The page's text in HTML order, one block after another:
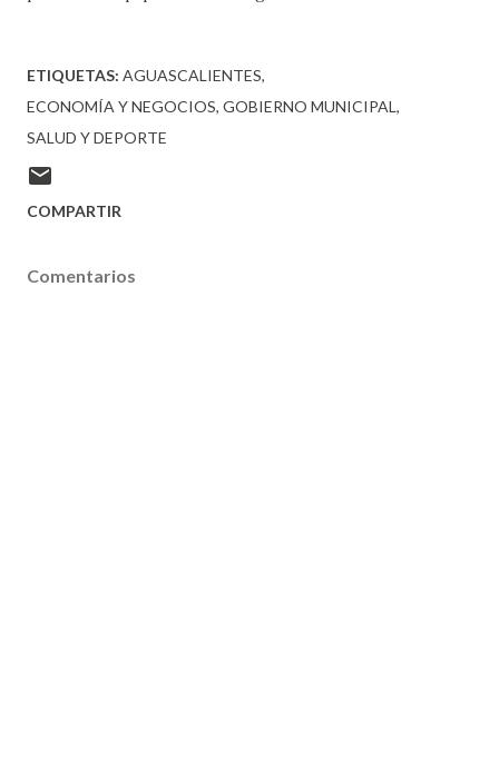
ETIQUETAS: AGUASCALIENTES
ECONOMÍA Y NEGOCIOS GOBIERNO MUNICIPAL
SALUD Y DEPORTE
COMPARTIR
Comentarios